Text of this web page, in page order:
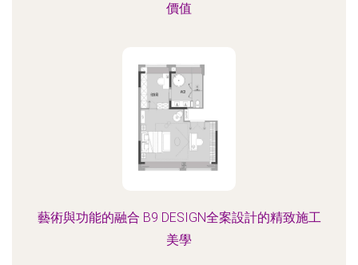
價值
藝術與功能的融合 B9 DESIGN全案設計的精致施工
美學